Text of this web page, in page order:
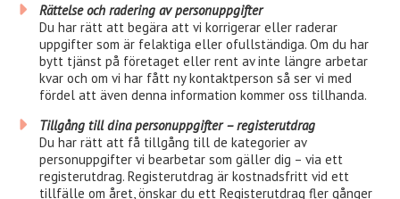
Rättelse och radering av personuppgifter
Du har rätt att begära att vi korrigerar eller raderar
uppgifter som är felaktiga eller ofullständiga. Om du har
bytt tjänst på företaget eller rent av inte längre arbetar
kvar och om vi har fått ny kontaktperson så ser vi med
fördel att även denna information kommer oss tillhanda.
Tillgång till dina personuppgifter – registerutdrag
Du har rätt att få tillgång till de kategorier av
personuppgifter vi bearbetar som gäller dig – via ett
registerutdrag. Registerutdrag är kostnadsfritt vid ett
tillfälle om året, önskar du ett Registerutdrag fler gånger